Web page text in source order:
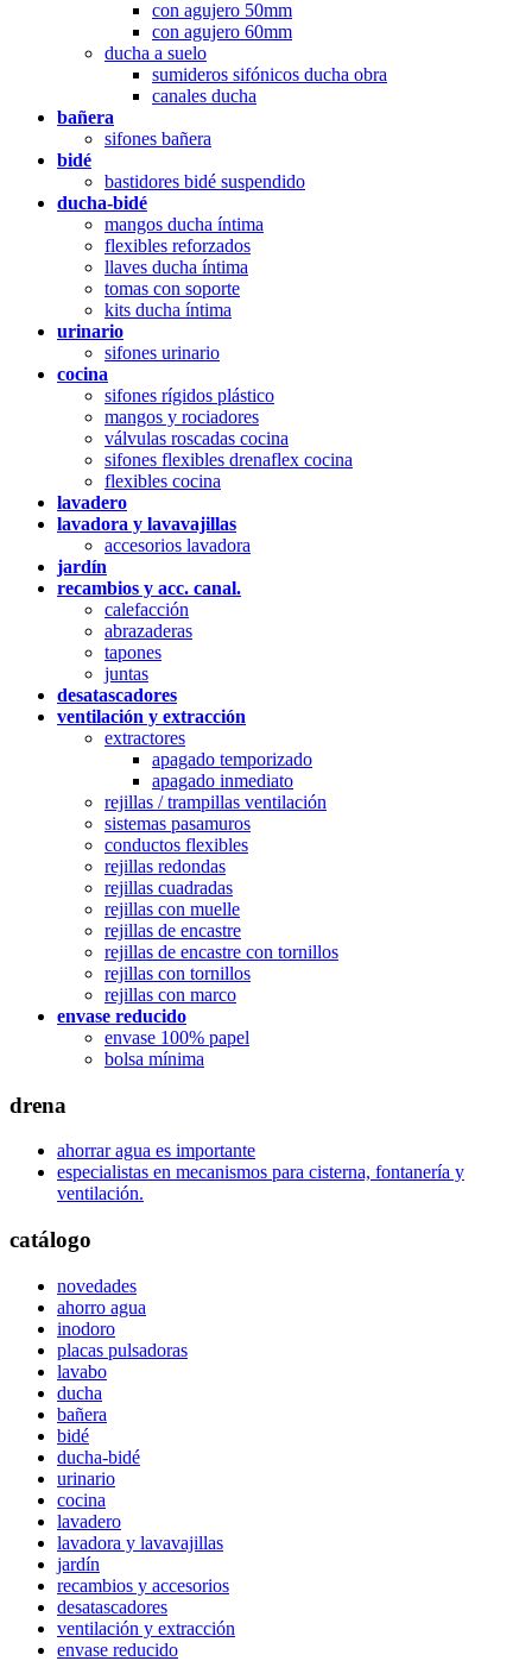
con agujero 50mm
con agujero 60mm
ducha a suelo
sumideros sifónicos ducha obra
canales ducha
bañera
sifones bañera
bidé
bastidores bidé suspendido
ducha-bidé
mangos ducha íntima
flexibles reforzados
llaves ducha íntima
tomas con soporte
kits ducha íntima
urinario
sifones urinario
cocina
sifones rígidos plástico
mangos y rociadores
válvulas roscadas cocina
sifones flexibles drenaflex cocina
flexibles cocina
lavadero
lavadora y lavavajillas
accesorios lavadora
jardín
recambios y acc. canal.
calefacción
abrazaderas
tapones
juntas
desatascadores
ventilación y extracción
extractores
apagado temporizado
apagado inmediato
rejillas / trampillas ventilación
sistemas pasamuros
conductos flexibles
rejillas redondas
rejillas cuadradas
rejillas con muelle
rejillas de encastre
rejillas de encastre con tornillos
rejillas con tornillos
rejillas con marco
envase reducido
envase 100% papel
bolsa mínima
drena
ahorrar agua es importante
especialistas en mecanismos para cisterna, fontanería y
ventilación.
catálogo
novedades
ahorro agua
inodoro
placas pulsadoras
lavabo
ducha
bañera
bidé
ducha-bidé
urinario
cocina
lavadero
lavadora y lavavajillas
jardín
recambios y accesorios
desatascadores
ventilación y extracción
envase reducido